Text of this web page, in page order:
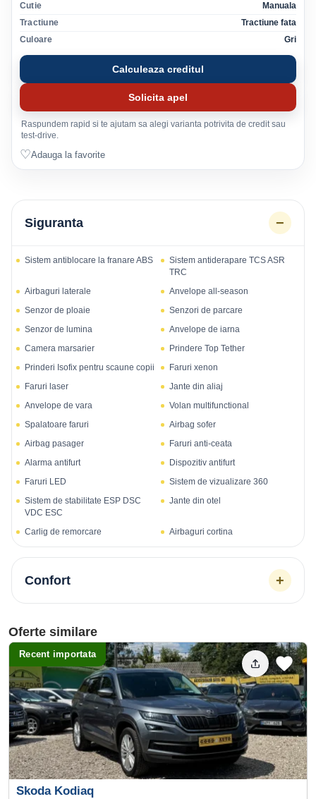
Cutie
Manuala
Tractiune
Tractiune fata
Culoare
Gri
Calculeaza creditul
Solicita apel
Raspundem rapid si te ajutam sa alegi varianta potrivita de credit sau
test-drive.
♡Adauga la favorite
Siguranta −
Sistem antiblocare la franare ABS
Sistem antiderapare TCS ASR
TRC
Airbaguri laterale
Anvelope all-season
Senzor de ploaie
Senzori de parcare
Senzor de lumina
Anvelope de iarna
Camera marsarier
Prindere Top Tether
Prinderi Isofix pentru scaune copii
Faruri xenon
Faruri laser
Jante din aliaj
Anvelope de vara
Volan multifunctional
Spalatoare faruri
Airbag sofer
Airbag pasager
Faruri anti-ceata
Alarma antifurt
Dispozitiv antifurt
Faruri LED
Sistem de vizualizare 360
Sistem de stabilitate ESP DSC
VDC ESC
Jante din otel
Carlig de remorcare Airbaguri cortina
Confort +
Oferte similare
Recent importata
Skoda Kodiaq